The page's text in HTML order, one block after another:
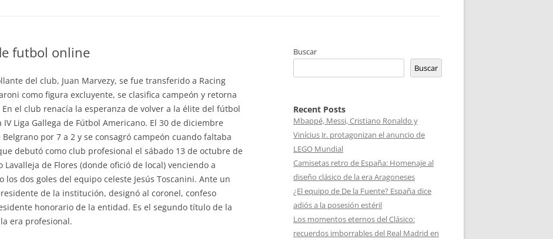
futbol online
del club, Juan Marvezy, se fue transferido a Racing
como figura excluyente, se clasifica campeón y retorna
el club renacía la esperanza de volver a la élite del fútbol
Liga Gallega de Fútbol Americano. El 30 de diciembre
por 7 a 2 y se consagró campeón cuando faltaba
debutó como club profesional el sábado 13 de octubre de
Lavalleja de Flores (donde ofició de local) venciendo a
dos goles del equipo celeste Jesús Toscanini. Ante un
de la institución, designó al coronel, confeso
honorario de la entidad. Es el segundo título de la
era profesional.
Buscar
Buscar
Recent Posts
Mbappé, Messi, Cristiano Ronaldo y
Vinícius Jr. protagonizan el anuncio de
LEGO Mundial
Camisetas retro de España: Homenaje al
diseño clásico de la era Aragoneses
¿El equipo de De la Fuente? España dice
adiós a la posesión estéril
Los momentos eternos del Clásico:
recuerdos imborrables del Real Madrid en